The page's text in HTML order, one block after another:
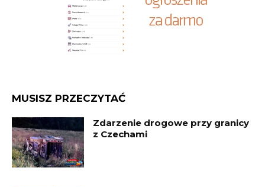
MUSISZ PRZECZYTAĆ
Zdarzenie drogowe przy granicy
z Czechami